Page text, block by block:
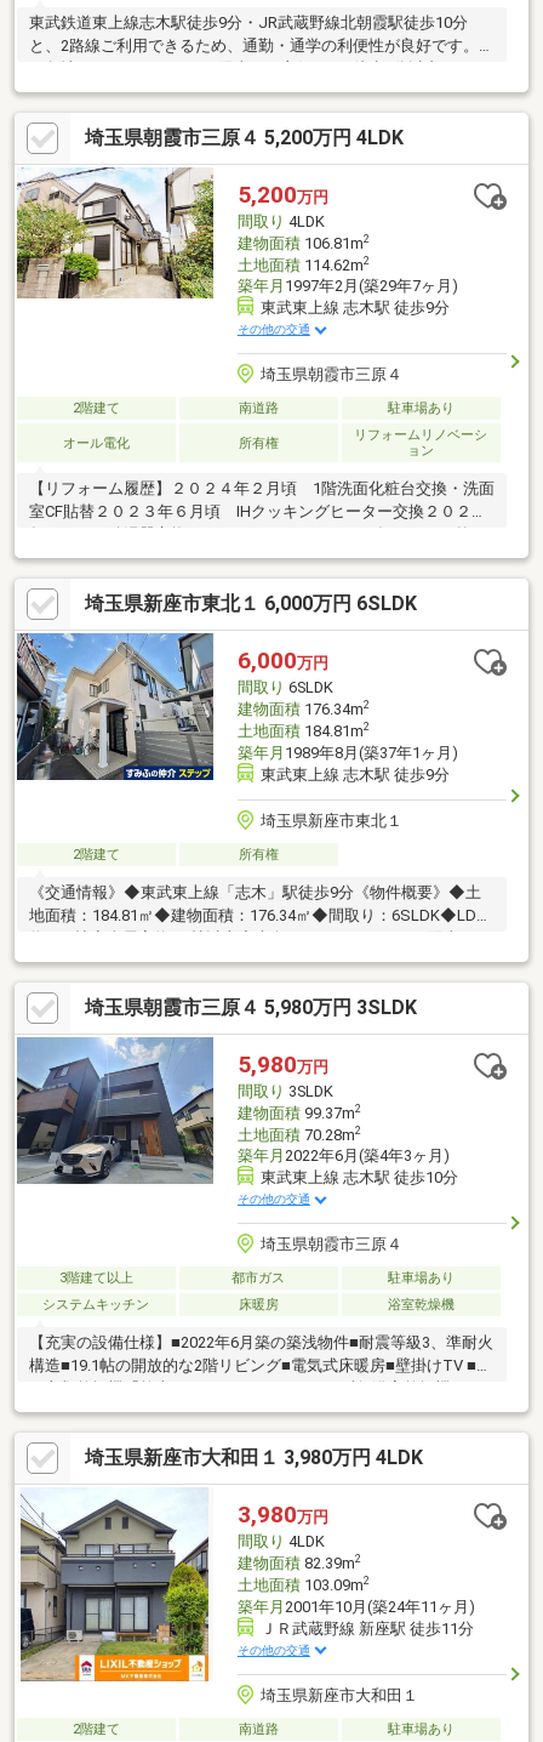
東武鉄道東上線志木駅徒歩9分・JR武蔵野線北朝霞駅徒歩10分
と、2路線ご利用できるため、通勤・通学の利便性が良好です。南
ーパー・ドラッグストア・コンビニがあるため、忙しい日々の生
活も快適に過ごせる周辺環境です！駐車スペース1台分有！■■■周
辺環境■■■ドラッグ・エース朝志ヶ丘店まで70m 徒歩1分コモディ
イイダ北朝霞店まで140m 徒歩2分セブンイレブン朝霞朝志ヶ丘1
丁目店まで150m 徒歩2分
埼玉県朝霞市三原４ 5,200万円 4LDK
5,200万円
間取り 4LDK
建物面積106.81m2
土地面積114.62m2
築年月 1997年2月(築29年7ヶ月)
東武東上線 志木駅 徒歩9分
その他の交通
埼玉県朝霞市三原４
2階建て 南道路 駐車場あり
オール電化 所有権
リフォームリノベーシ
ョン
【リフォーム履歴】２０２４年２月頃 1階洗面化粧台交換・洗面
室CF貼替２０２３年６月頃 IHクッキングヒーター交換２０２２
壁、屋根塗装■ゆとりある間取りプラン■平成９年２月築 ２階建
ての邸宅■４部屋全て独立 部屋数重視の家族世帯にうってつけ■
南面に複数バルコニー■各階にトイレ・洗面化粧台■リビングには
明るく陽が射すトップライト■２階洋室には吹き抜けと梯子での
ぼるロフト有り■駐車スペース有り■西側前面道路＋東側にも通路
があり、陽当たり・通風良好♪■東武東上線急行停車 「志木」
駅 徒歩９分の好立地
埼玉県新座市東北１ 6,000万円 6SLDK
6,000万円
間取り 6SLDK
建物面積176.34m2
土地面積184.81m2
築年月 1989年8月(築37年1ヶ月)
東武東上線 志木駅 徒歩9分
埼玉県新座市東北１
2階建て 所有権
《交通情報》◆東武東上線「志木」駅徒歩9分《物件概要》◆土
地面積：184.81㎡◆建物面積：176.34㎡◆間取り：6SLDK◆LDK
約20.0帖◆全居室約6.0帖以上◆南向きバルコニーのため陽当たり
良好◆納戸がございますので、収納スペースも豊富です。 ＜ラ
イフインフォメーション＞●ファミリーマート新座東北一丁目
店 約160ｍ 徒歩2分●オーケー新座北野店 約450ｍ 徒歩6分●
アイン新座店 約200ｍ 徒歩3分●トモズ志木店 約580ｍ 徒歩
8分●エコスＴＡＩＲＡＹＡ志木店 約460ｍ 徒歩6分●島忠新座
店 約490ｍ 徒歩7分
埼玉県朝霞市三原４ 5,980万円 3SLDK
5,980万円
間取り 3SLDK
建物面積99.37m2
土地面積70.28m2
築年月 2022年6月(築4年3ヶ月)
東武東上線 志木駅 徒歩10分
その他の交通
埼玉県朝霞市三原４
3階建て以上 都市ガス
駐車場あり
システムキッチン
床暖房 浴室乾燥機
【充実の設備仕様】■2022年6月築の築浅物件■耐震等級3、準耐火
構造■19.1帖の開放的な2階リビング■電気式床暖房■壁掛けTV ■ガ
ビネット付洗面化粧台■食洗機・浄水器一体型システムキッチン
(タッチレス水栓)■備付カップボード■シューズクローク■リビング
収納■ウォークインクローゼット2カ所■1階洋室プロジェクター用
クロス■玄関電子キー「現在居住中ですが、室内ご見学可能で
す」見学カレンダーからご希望の見学日をご設定いただけます。
どうぞお気軽にお問い合わせくださいませ。
埼玉県新座市大和田１ 3,980万円 4LDK
3,980万円
間取り 4LDK
建物面積82.39m2
土地面積103.09m2
築年月 2001年10月(築24年11ヶ月)
ＪＲ武蔵野線 新座駅 徒歩11分
その他の交通
埼玉県新座市大和田１
2階建て 南道路
駐車場あり